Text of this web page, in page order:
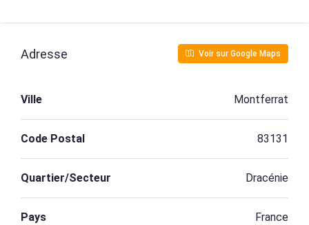
Adresse Voir sur Google Maps
Ville Montferrat
Code Postal 83131
Quartier/Secteur Dracénie
Pays France